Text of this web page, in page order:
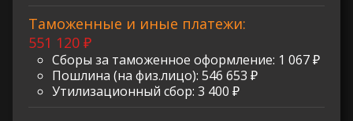
Таможенные и иные платежи:
551 120 ₽
Сборы за таможенное оформление: 1 067 ₽
Пошлина (на физ.лицо): 546 653 ₽
Утилизационный сбор: 3 400 ₽